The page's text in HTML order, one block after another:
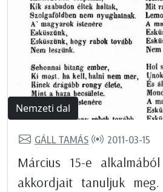
Nemzeti dal
GÁLL TAMÁS 2011-03-15
Március 15-e
akkordjait tanuljuk